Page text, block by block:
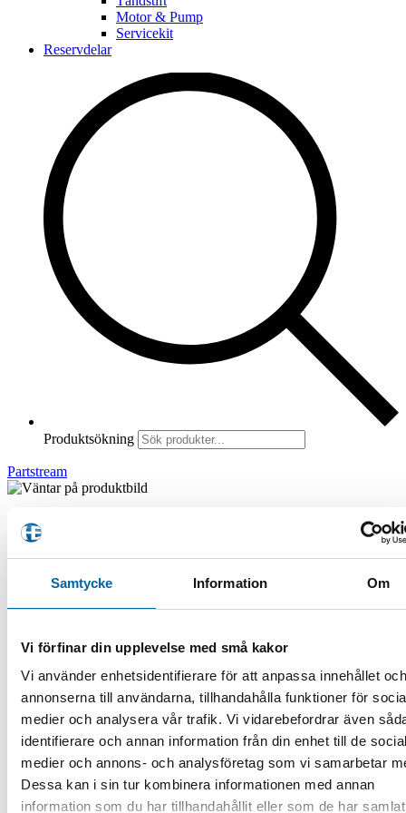
Samtycke Information Om
Vi förfinar din upplevelse med små kakor
Vi använder enhetsidentifierare för att anpassa innehållet och
annonserna till användarna, tillhandahålla funktioner för
medier och analysera vår trafik. Vi vidarebefordrar även
identifierare och annan information från din enhet till de
medier och annons- och analysföretag som vi samarbetar
Dessa kan i sin tur kombinera informationen med annan
information som du har tillhandahållit eller som de har
Motor & Pump
Servicekit
Reservdelar
Produktsökning
Partstream
715001699 (Sup. Treuil *Winch
Sup.)
1 890,00kr
Webblager 4-10 arbetsdagar
715001699 (Sup. Treuil *Winch Sup.) mängd
Lägg i varukorg
Artikelnr: 715001699 Kategori:Partstream Varumärke: BRP
✔ Standardfrakt 49 kr »
✔ Fraktfritt över 1000 kr »
✔ Lagervaror skickas inom 48h »
✔ Webblager betyder beställningsvara »